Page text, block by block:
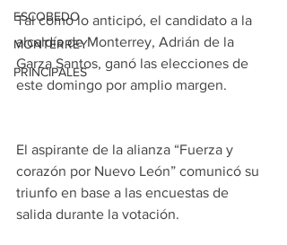
ESCOBEDO
MONTERREY
PRINCIPALES
Tal como lo anticipó, el candidato a la
alcaldía de Monterrey, Adrián de la
Garza Santos, ganó las elecciones de
este domingo por amplio margen.
El aspirante de la alianza “Fuerza y
corazón por Nuevo León” comunicó su
triunfo en base a las encuestas de
salida durante la votación.